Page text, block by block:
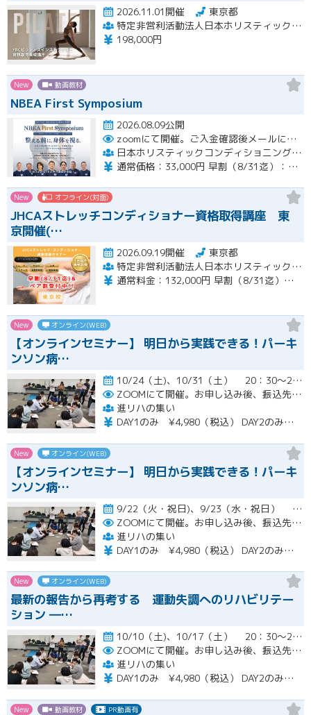
2026.11.01開催
東京都
特定非営利活動法人日本ホリスティックコンディショニング協会
198,000円
New 動画教材
NBEA First Symposium
2026.08.09公開
zoomにて開催。ご入金確認後メールにてURLをお送りいたします。
日本ホリスティックコンディショニング協会
通常価格：33,000円 早割（8/31迄）：22,000円
New オフライン(対面)
JHCAストレッチコンディショナー資格取得講座 東
京開催(…
2026.09.19開催
東京都
特定非営利活動法人日本ホリスティックコンディショニング協会
通常料金：132,000円 早割（8/31迄）：120,000円 ペア割：110,000円
New オンライン(WEB)
【オンラインセミナー】 明日から実践できる！パーキ
ンソン病…
10/24（土)、10/31（土） 20：30～22：00開催
ZOOMにて開催。お申し込み後、振込先の案内メールをお送り致します。
進リハの集い
DAY1のみ ¥4,980（税込） DAY2のみ ¥4,980（税込） 2日間セット ¥7,980（税込）
New オンライン(WEB)
【オンラインセミナー】 明日から実践できる！パーキ
ンソン病…
9/22（火・祝日)、9/23（水・祝日） 20：30～22：00開催
ZOOMにて開催。お申し込み後、振込先の案内メールをお送り致します。
進リハの集い
DAY1のみ ¥4,980（税込） DAY2のみ ¥4,980（税込） 2日間セット ¥7,980（税込）
New オンライン(WEB)
最新の報告から再考する 運動失調へのリハビリテー
ション ―…
10/10（土)、10/17（土） 20：30～22：00開催
ZOOMにて開催。お申し込み後、振込先の案内メールをお送り致します。
進リハの集い
DAY1のみ ¥4,980（税込） DAY2のみ ¥4,980（税込） 2日間セット ¥7,980（税込）
New 動画教材 PR動画有